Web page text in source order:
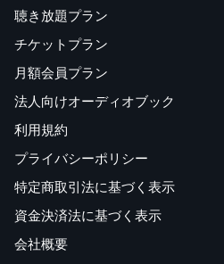
聴き放題プラン
チケットプラン
月額会員プラン
法人向けオーディオブック
利用規約
プライバシーポリシー
特定商取引法に基づく表示
資金決済法に基づく表示
会社概要